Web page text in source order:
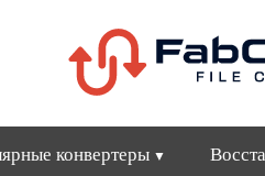
конвертеры